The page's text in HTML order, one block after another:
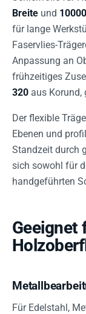
Breite und
für lange
Faservlies-
Anpassung an
frühzeitiges
320 aus Korund,
Der flexible
Ebenen und
Standzeit durch
sich sowohl für
handgeführten
Geeignet
Für Edelstahl,